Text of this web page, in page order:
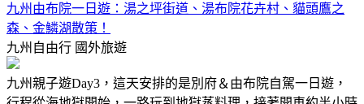
九州由布院一日遊：湯之坪街道、湯布院花卉村、貓頭鷹之
森、金鱗湖散策！
九州自由行 國外旅遊
九州親子遊Day3，這天安排的是別府＆由布院自駕一日遊，